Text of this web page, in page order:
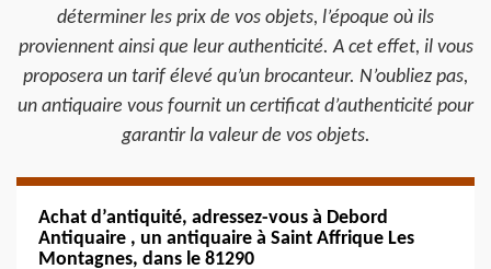
déterminer les prix de vos objets, l’époque où ils
proviennent ainsi que leur authenticité. A cet effet, il vous
proposera un tarif élevé qu’un brocanteur. N’oubliez pas,
un antiquaire vous fournit un certificat d’authenticité pour
garantir la valeur de vos objets.
Achat d’antiquité, adressez-vous à Debord
Antiquaire , un antiquaire à Saint Affrique Les
Montagnes, dans le 81290